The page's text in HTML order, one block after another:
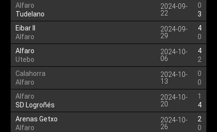
Alfaro
Tudelano
2024-09-
22
0
3
Eibar II
Alfaro
2024-09-
29
4
0
Alfaro
Utebo
2024-10-
06
4
2
Calahorra
Alfaro
2024-10-
13
0
0
Alfaro
SD Logroñés
2024-10-
20
1
4
Arenas Getxo
Alfaro
2024-10-
26
2
0